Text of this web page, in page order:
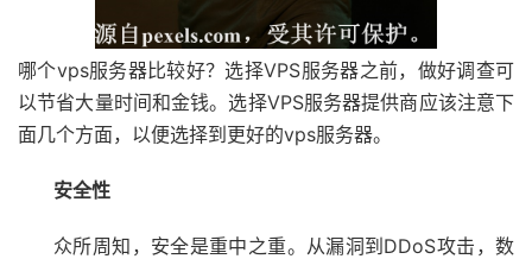
哪个vps服务器比较好？选择VPS服务器之前，做好调查可
以节省大量时间和金钱。选择VPS服务器提供商应该注意下
面几个方面，以便选择到更好的vps服务器。
安全性
众所周知，安全是重中之重。从漏洞到DDoS攻击，数